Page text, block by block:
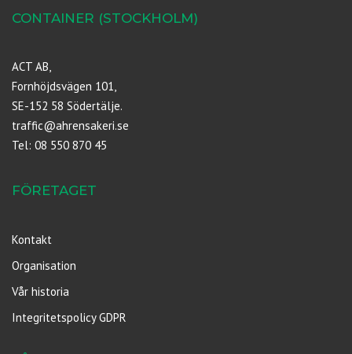
CONTAINER (STOCKHOLM)
ACT AB,
Fornhöjdsvägen 101,
SE-152 58 Södertälje.
traffic@ahrensakeri.se
Tel: 08 550 870 45
FÖRETAGET
Kontakt
Organisation
Vår historia
Integritetspolicy GDPR